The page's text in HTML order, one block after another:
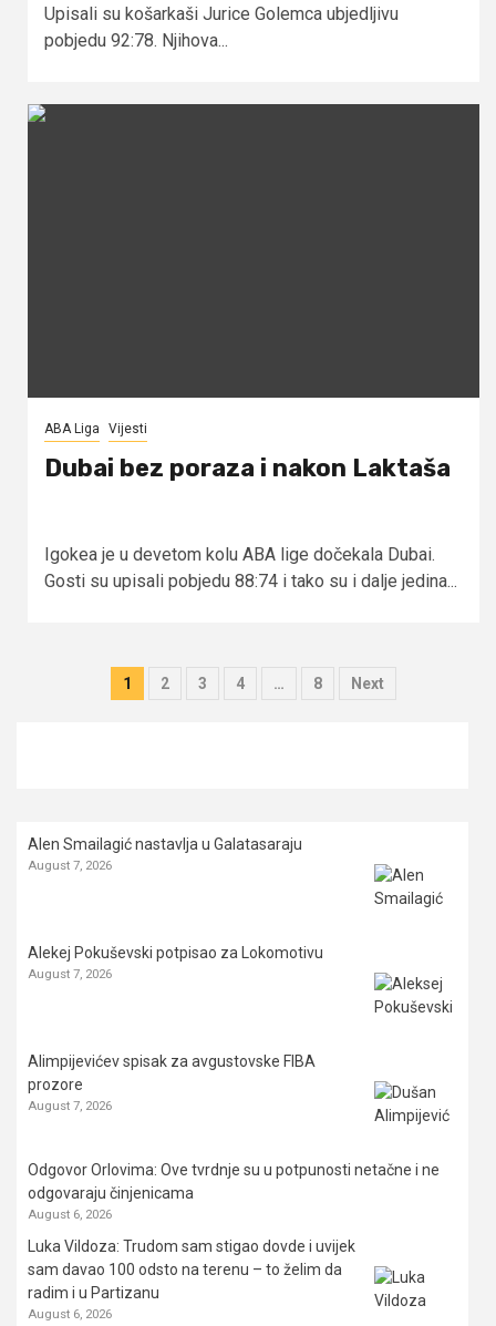
Upisali su košarkaši Jurice Golemca ubjedljivu
pobjedu 92:78. Njihova...
ABA Liga Vijesti
Dubai bez poraza i nakon Laktaša
Igokea je u devetom kolu ABA lige dočekala Dubai.
Gosti su upisali pobjedu 88:74 i tako su i dalje jedina...
Posts
1 2 3 4 … 8 Next
Alen Smailagić nastavlja u Galatasaraju
August 7, 2026
Alekej Pokuševski potpisao za Lokomotivu
August 7, 2026
Alimpijevićev spisak za avgustovske FIBA
prozore
August 7, 2026
Odgovor Orlovima: ​Ove tvrdnje su u potpunosti netačne i ne
odgovaraju činjenicama
August 6, 2026
Luka Vildoza: Trudom sam stigao dovde i uvijek
sam davao 100 odsto na terenu – to želim da
radim i u Partizanu
August 6, 2026